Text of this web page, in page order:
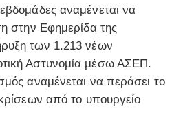
αναμένεται να
στην Εφημερίδα της
των 1.213 νέων
Αστυνομία μέσω ΑΣΕΠ.
αναμένεται να περάσει το
από το υπουργείο